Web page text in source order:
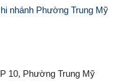
nhánh Phường Trung Mỹ
10, Phường Trung Mỹ